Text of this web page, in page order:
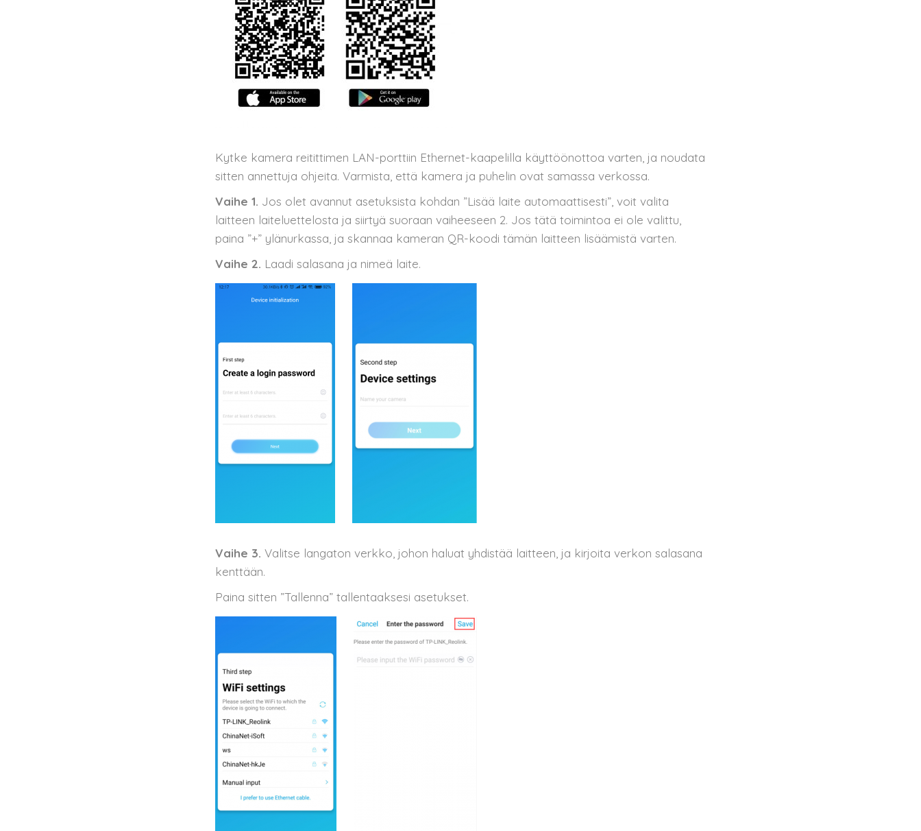
Kytke kamera reitittimen LAN-porttiin Ethernet-kaapelilla käyttöönottoa varten, ja noudata
sitten annettuja ohjeita. Varmista, että kamera ja puhelin ovat samassa verkossa.
Vaihe 1. Jos olet avannut asetuksista kohdan ”Lisää laite automaattisesti”, voit valita
laitteen laiteluettelosta ja siirtyä suoraan vaiheeseen 2. Jos tätä toimintoa ei ole valittu,
paina ”+” ylänurkassa, ja skannaa kameran QR-koodi tämän laitteen lisäämistä varten.
Vaihe 2. Laadi salasana ja nimeä laite.
Vaihe 3. Valitse langaton verkko, johon haluat yhdistää laitteen, ja kirjoita verkon salasana
kenttään.
Paina sitten ”Tallenna” tallentaaksesi asetukset.